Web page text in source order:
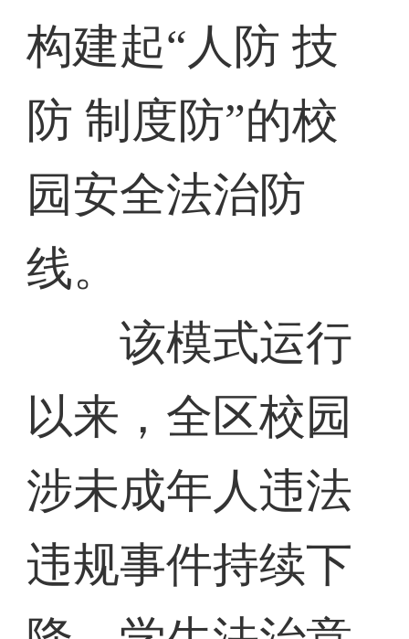
构建起“人防 技
防 制度防”的校
园安全法治防
线。
该模式运行
以来，全区校园
涉未成年人违法
违规事件持续下